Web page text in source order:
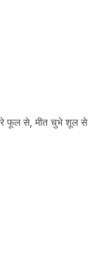
फूल से, मीत चुभे शूल से